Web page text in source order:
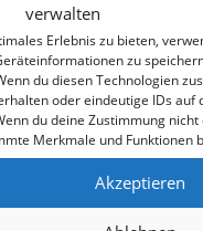
verwalten
Erlebnis zu bieten,
zu
du diesen Technologien
oder eindeutige IDs auf
du deine Zustimmung
Merkmale und Funktionen
Akzeptieren